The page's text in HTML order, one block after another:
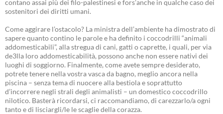
contano assai più dei filo-palestinesi e fors’anche in qualche caso dei
sostenitori dei diritti umani.
Come aggirare l’ostacolo? La ministra dell’ambiente ha dimostrato di
sapere quanto contino le parole e ha definito i coccodrilli “animali
addomesticabili”, alla stregua di cani, gatti o caprette, i quali, per via
de3lla loro addomesticabilità, possono anche non essere nativi dei
luoghi di soggiorno. Finalmente, come avete sempre desiderato,
potrete tenere nella vostra vasca da bagno, meglio ancora nella
piscina – senza tema di nuocere alla bestiola e soprattutto
d’incorrere negli strali degli animalisti – un domestico coccodrillo
nilotico. Basterà ricordarsi, ci raccomandiamo, di carezzarlo/a ogni
tanto e di lisciargli/le le scaglie della corazza.